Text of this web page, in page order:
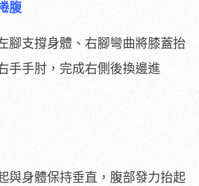
腹
腳支撐身體、右腳彎曲將膝蓋抬
手手肘，完成右側後換邊進
與身體保持垂直，腹部發力抬起